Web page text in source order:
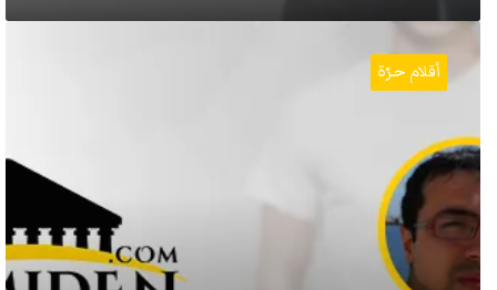
رد
على
الإدريسي
حول
الأمازيغية
أقلام حرّة